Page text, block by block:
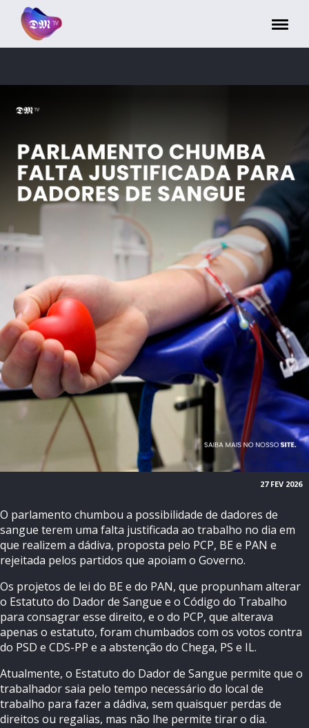
27 FEV 2026
O parlamento chumbou a possibilidade de dadores de
sangue terem uma falta justificada ao trabalho no dia em
que realizem a dádiva, proposta pelo PCP, BE e PAN e
rejeitada pelos partidos que apoiam o Governo.
Os projetos de lei do BE e do PAN, que propunham alterar
o Estatuto do Dador de Sangue e o Código do Trabalho
para consagrar esse direito, e o do PCP, que alterava
apenas o estatuto, foram chumbados com os votos contra
do PSD e CDS-PP e a abstenção do Chega, PS e IL.
Atualmente, o Estatuto do Dador de Sangue permite que o
trabalhador saia pelo tempo necessário do local de
trabalho para fazer a dádiva, sem quaisquer perdas de
direitos ou regalias, mas não lhe permite tirar o dia.
Painel de Gerenciamento de Cookies